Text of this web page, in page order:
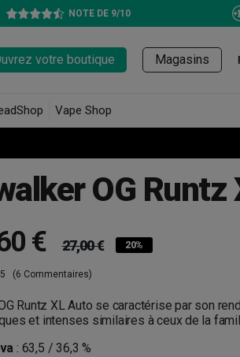
NOTE DE 9/10
votre boutique Magasins
Vape Shop
OG Runtz
€ 27,00 € 20%
(6 Commentaires)
Runtz XL Auto se caractérise par son
et intenses similaires à ceux de la
: 63,5 / 36,3 %